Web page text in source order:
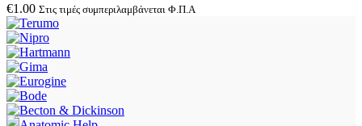
€1.00 Στις τιμές συμπεριλαμβάνεται Φ.Π.Α